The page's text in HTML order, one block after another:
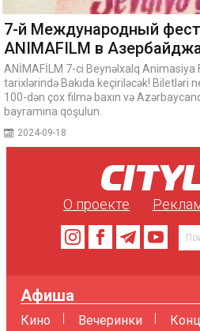
7-й Международный
ANIMAFILM в
ANİMAFİLM 7-ci Beynəlxalq Animasiya
tarixlərində Bakıda keçiriləcək! Biletləri
100-dən çox filmə baxın və
bayramına qoşulun.
2024-09-18
О проекте
Афиша
Кино Вечеринки